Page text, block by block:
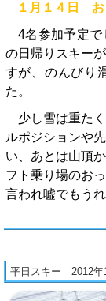
１月１４日 お
4名参加予定で
の日帰りスキー
すが、のんびり
た。
少し雪は重たく
ルポジションや
い、あとは山頂
フト乗り場のお
言われ嘘でもうれ
平日スキー 2012年1